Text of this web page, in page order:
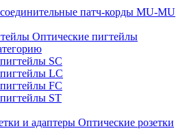
патч-корды MU-MU
Оптические пигтейлы
SC
LC
FC
ST
Оптические розетки